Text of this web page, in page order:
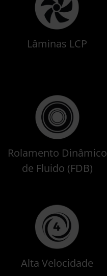
Lâminas LCP
Rolamento Dinâmico
de Fluido (FDB)
Alta Velocidade